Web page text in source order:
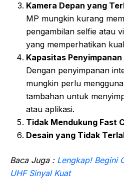
Kamera Depan yang
MP mungkin kurang
pengambilan selfie atau
yang memperhatikan
Kapasitas
Dengan penyimpanan
mungkin perlu
tambahan untuk
atau aplikasi.
Tidak Mendukung Fast
Desain yang Tidak
Baca Juga : Lengkap! Begini
UHF Sinyal Kuat